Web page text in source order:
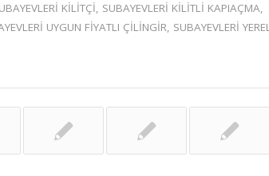
KILITÇI, SUBAYEVLERI KILITLI KAPIAÇMA,
UYGUN FIYATLI ÇILINGIR, SUBAYEVLERI